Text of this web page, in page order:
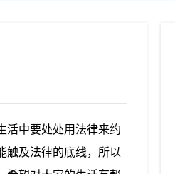
中要处处用法律来约
触及法律的底线，所以